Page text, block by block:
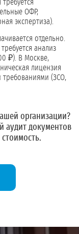
ОФР,
экспертиза).
отдельно.
анализ
₽). В Москве,
лицензия
требованиями (ЗСО,
организации?
аудит документов